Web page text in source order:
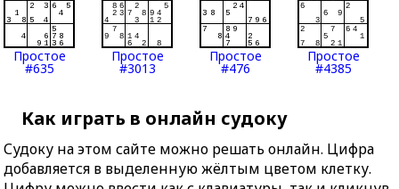
Простое
#635
Простое
#3013
Простое
#476
Простое
#4385
Как играть в онлайн судоку
Судоку на этом сайте можно решать онлайн. Цифра
добавляется в выделенную жёлтым цветом клетку.